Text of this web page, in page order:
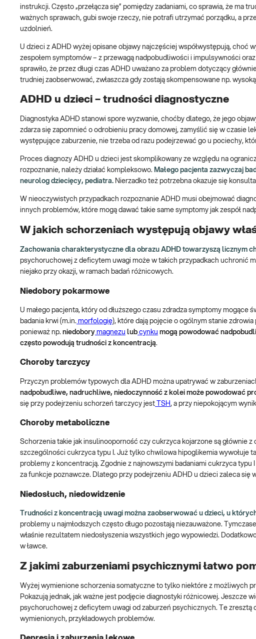
instrukcji. Często „przełącza się” pomiędzy zadaniami, co sprawia, że ma
ważnych sprawach, gubi swoje rzeczy, nie potrafi utrzymać porządku, a
uzdolnień.
U dzieci z ADHD wyżej opisane objawy najczęściej współwystępują, choć
zespołem symptomów – z przewagą nadpobudliwości i impulsywności
sprawiło, że przez długi czas ADHD uważano za problem dotyczący
trudniej zaobserwować, zwłaszcza gdy zostają skompensowane np.
ADHD u dzieci – trudności diagnostyczne
Diagnostyka ADHD stanowi spore wyzwanie, choćby dlatego, że jego
zdarza się zapomnieć o odrobieniu pracy domowej, zamyślić się w czasie
występujące zaburzenie, nie trzeba od razu podejrzewać go u pociechy,
Proces diagnozy ADHD u dzieci jest skomplikowany ze względu na
rozpoznanie, należy działać kompleksowo. Małego pacjenta zazwyczaj
neurolog dziecięcy, pediatra. Nierzadko też potrzebna okazuje się
W nieoczywistych przypadkach rozpoznanie ADHD musi obejmować
innych problemów, które mogą dawać takie same symptomy jak zespół
W jakich schorzeniach występują objawy
Zachowania charakterystyczne dla obrazu ADHD towarzyszą licznym
psychoruchowej z deficytem uwagi może w takich przypadkach uchronić
niejako przy okazji, w ramach badań różnicowych.
Niedobory pokarmowe
U małego pacjenta, który od dłuższego czasu zdradza symptomy
badania krwi (m.in. morfologię), które dają pojęcie o ogólnym stanie
ponieważ np. niedobory magnezu lub cynku mogą powodować
często powodują trudności z koncentracją.
Choroby tarczycy
Przyczyn problemów typowych dla ADHD można upatrywać w
nadpobudliwe, nadruchliwe, niedoczynność z kolei może powodować
się przy podejrzeniu schorzeń tarczycy jest TSH , a przy niepokojącym
Choroby metaboliczne
Schorzenia takie jak insulinooporność czy cukrzyca kojarzone są głównie
szczególności cukrzyca typu I. Już tylko chwilowa hipoglikemia wywołuje
problemy z koncentracją. Zgodnie z najnowszymi badaniami cukrzyca
za funkcje poznawcze. Dlatego przy podejrzeniu ADHD u dzieci zaleca się
Niedosłuch, niedowidzenie
Trudności z koncentracją uwagi można zaobserwować u dzieci, u
problemy u najmłodszych często długo pozostają niezauważone.
właśnie rezultatem niedosłyszenia wszystkich jego wypowiedzi.
w ławce.
Z jakimi zaburzeniami psychicznymi łatwo
Wyżej wymienione schorzenia somatyczne to tylko niektóre z możliwych
Pokazują jednak, jak ważne jest podjęcie diagnostyki różnicowej. Jeszcze
psychoruchowej z deficytem uwagi od zaburzeń psychicznych. Te zresztą
wymienionych, przykładowych problemów.